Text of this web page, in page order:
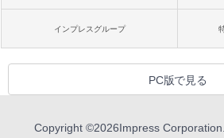
インプレスグループ
PC版で見る
Copyright ©2026Impress